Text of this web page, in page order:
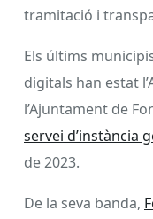
tramitació i
Els últims
digitals han estat
l’Ajuntament de
servei d’instància
de 2023.
De la seva banda,